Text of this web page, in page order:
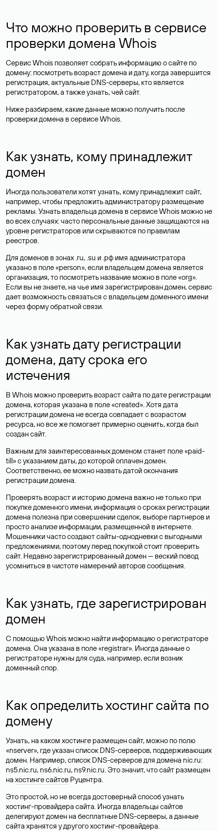
Что можно проверить в сервисе
проверки домена Whois
Сервис Whois позволяет собрать информацию о сайте по
домену: посмотреть возраст домена и дату, когда завершится
регистрация, актуальные DNS-серверы, кто является
регистратором, а также узнать, чей сайт.
Ниже разбираем, какие данные можно получить после
проверки домена в сервисе Whois.
Как узнать, кому принадлежит
домен
Иногда пользователи хотят узнать, кому принадлежит сайт,
например, чтобы предложить администратору размещение
рекламы. Узнать владельца домена в сервисе Whois можно не
во всех случаях: часто персональные данныезащищаются на
уровне регистраторов или скрываются по правилам
реестров.
Для доменов в зонах .ru, .su и .рф имя администратора
указано в поле «person», если владельцем домена является
организация, то посмотреть название можно в поле «org».
Если вы не знаете, на чье имя зарегистрирован домен, сервис
дает возможность связаться с владельцем доменного имени
через форму обратной связи.
Как узнать дату регистрации
домена, дату срока его
истечения
В Whois можно проверить возраст сайта по дате регистрации
домена, которая указана в поле «created». Хотя дата
регистрации домена не всегда совпадает с возрастом
ресурса, но все же помогает примерно оценить, когда был
создан сайт.
Важным для заинтересованных доменом станет поле «paid-
till» с указанием даты, до которой оплачен домен.
Соответственно, ее можно назвать датой окончания
регистрации домена.
Проверять возраст и историю домена важно не только при
покупке доменного имени, информация о сроках регистрации
домена полезна при совершении сделок, выборе партнеров и
просто анализе информации, размещенной в интернете.
Мошенники часто создают сайты-однодневки с выгодными
предложениями, поэтому перед покупкой стоит проверить
сайт. Недавно зарегистрированный домен — веский повод
усомниться в чистоте намерений авторов сообщения.
Как узнать, где зарегистрирован
домен
С помощью Whois можно найти информацию о регистраторе
домена. Она указана в поле «registrar». Иногда данные о
регистраторе нужны для суда, например, если возник
доменный спор.
Как определить хостинг сайта по
домену
Узнать, на каком хостинге размещен сайт, можно по полю
«nserver», где указан список DNS-серверов, поддерживающих
домен. Например, список DNS-серверов для домена nic.ru:
ns5.nic.ru, ns6.nic.ru, ns9.nic.ru. Это значит, что сайт размещен
на хостинге сайтов Руцентра.
Это простой, но не всегда достоверный способ узнать
хостинг-провайдера сайта. Иногда владельцы сайтов
делегируют домен на бесплатные DNS-серверы, а данные
сайта хранятся у другого хостинг-провайдера.